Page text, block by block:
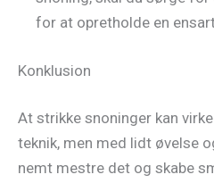
for at opretholde en
Konklusion
At strikke snoninger kan
teknik, men med lidt øvelse
nemt mestre det og skabe